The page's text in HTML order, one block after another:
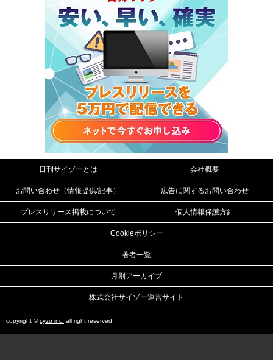
日刊サイゾーとは 会社概要
お問い合わせ（情報提供/記事） 広告に関するお問い合わせ
プレスリリース掲載について 個人情報保護方針
Cookieポリシー
著者一覧
月別アーカイブ
株式会社サイゾー運営サイト
copyright ©cyzo inc. all right reserved.